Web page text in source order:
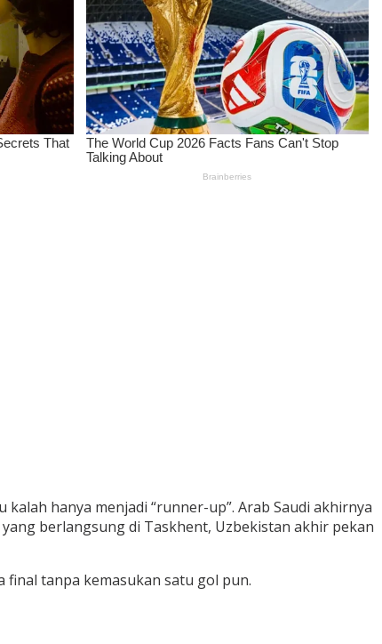
kalah hanya menjadi “runner-up”. Arab Saudi akhirnya
berlangsung di Taskhent, Uzbekistan akhir pekan
final tanpa kemasukan satu gol pun.